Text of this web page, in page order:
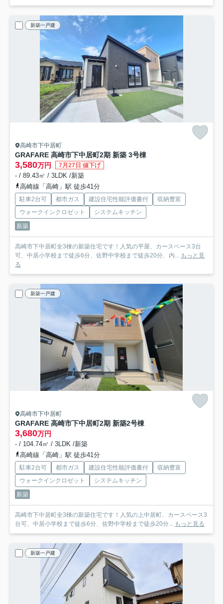
新築一戸建
高崎市下中居町
GRAFARE 高崎市下中居町2期 新築 3号棟
3,580万円 7月27日 値下げ
- / 89.43㎡ / 3LDK /新築
高崎線「高崎」駅 徒歩41分
駐車2台可 都市ガス 建設住宅性能評価書付
収納豊富
ウォークインクロゼット
システムキッチン
新築
高崎市下中居町全3棟の新築住宅です！人気の平屋、カースペース3台
可、中居小学校まで徒歩6分、佐野中学校まで徒歩20分、内...
もっと見
る
新築一戸建
高崎市下中居町
GRAFARE 高崎市下中居町2期 新築2号棟
3,680万円
- / 104.74㎡ / 3LDK /新築
高崎線「高崎」駅 徒歩41分
駐車2台可 都市ガス 建設住宅性能評価書付
収納豊富
ウォークインクロゼット
システムキッチン
新築
高崎市下中居町全3棟の新築住宅です！人気の上中居町、カースペース3
台可、中居小学校まで徒歩6分、佐野中学校まで徒歩20分...
もっと見る
新築一戸建